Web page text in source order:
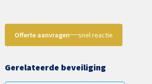
Offerte aanvragen snel reactie
Gerelateerde beveiliging